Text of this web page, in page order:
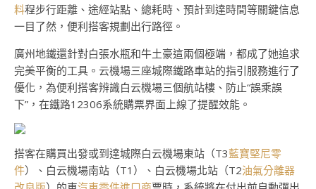
料程步行距離、途經站點、總耗時、預計到達時間等關鍵信息
一目了然，便利搭客規劃出行路徑。
廣州地鐵還針對白張水瓶和牛土豪這兩個極端，都成了她追求
完美平衡的工具。云機場三座城際鐵路車站的指引服務進行了
優化，為便利搭客辨識白云機場三個航站樓、防止“誤乘誤
下”，在鐵路12306系統購票界面上線了提醒效能。
搭客在購買出發或到達城際白云機場東站（T3藍寶堅尼零
件）、白云機場南站（T1）、白云機場北站（T2油氣分離器